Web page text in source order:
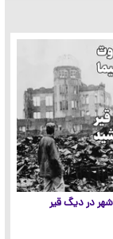
شهر در دیگ قیر